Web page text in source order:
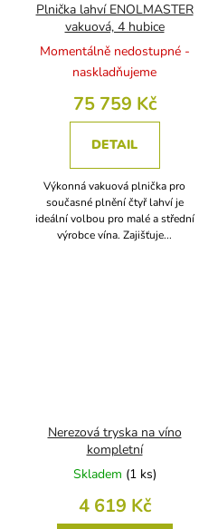
Plnička lahví ENOLMASTER
vakuová, 4 hubice
Momentálně nedostupné -
naskladňujeme
75 759 Kč
DETAIL
Výkonná vakuová plnička pro
současné plnění čtyř lahví je
ideální volbou pro malé a střední
výrobce vína. Zajišťuje...
Nerezová tryska na víno
kompletní
Skladem (1 ks)
4 619 Kč